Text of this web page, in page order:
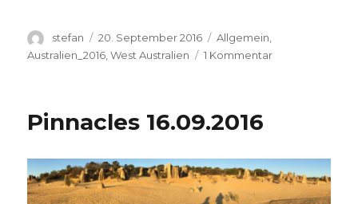
Autor
stefan
Veröffentlicht
am
20. September 2016 Kategorien
Allgemein,
Australien_2016 ,West Australien 1 Kommentarzu
Pinnacles 16.09.2016